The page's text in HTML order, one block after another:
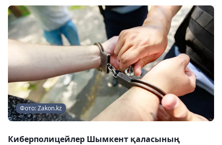
Фото: Zakon.kz
Киберполицейлер Шымкент қаласының